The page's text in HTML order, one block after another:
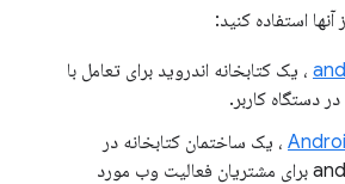
استفاده کنید:
، یک کتابخانه اندروید برای تعامل با
دستگاه کاربر.
، یک ساختمان کتابخانه در
androidx.browser برای مشتریان فعالیت وب مورد